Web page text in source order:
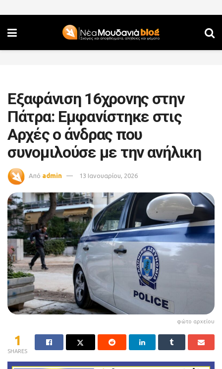
Εξαφάνιση 16χρονης στην
Πάτρα: Εμφανίστηκε στις
Αρχές ο άνδρας που
συνομιλούσε με την ανήλικη
Από admin 13 Ιανουαρίου, 2026
φώτο αρχείου
1
SHARES